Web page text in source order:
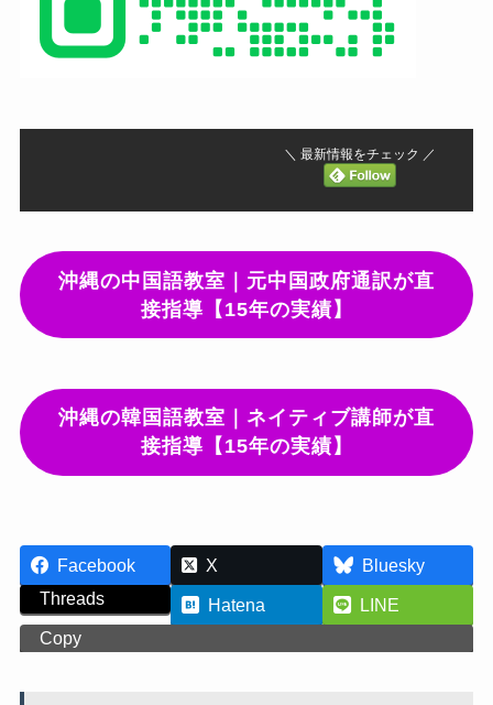
＼ 最新情報をチェック ／
沖縄の中国語教室｜元中国政府通訳が直
接指導【15年の実績】
沖縄の韓国語教室｜ネイティブ講師が直
接指導【15年の実績】
Facebook X
Bluesky
Threads
Hatena
LINE
Copy